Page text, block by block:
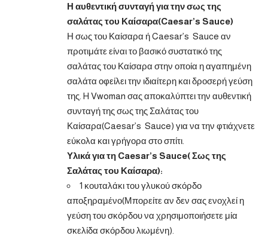
Η αυθεντική συνταγή για την σως της
σαλάτας του Καίσαρα(Caesar’s Sauce)
Η σως του Καίσαρα ή Caesar’s Sauce αν
προτιμάτε είναι το βασικό συστατικό της
σαλάτας του Καίσαρα στην οποία η αγαπημένη
σαλάτα οφείλει την ιδιαίτερη και δροσερή γεύση
της. H Vwoman σας αποκαλύπτει την αυθεντική
συνταγή της σως της Σαλάτας του
Καίσαρα(Caesar’s Sauce) για να την φτιάχνετε
εύκολα και γρήγορα στο σπίτι.
Υλικά για τη Caesar’s Sauce( Σως της
Σαλάτας του Καίσαρα):
1 κουταλάκι του γλυκού σκόρδο
αποξηραμένο(Μπορείτε αν δεν σας ενοχλεί η
γεύση του σκόρδου να χρησιμοποιήσετε μία
σκελίδα σκόρδου λιωμένη).